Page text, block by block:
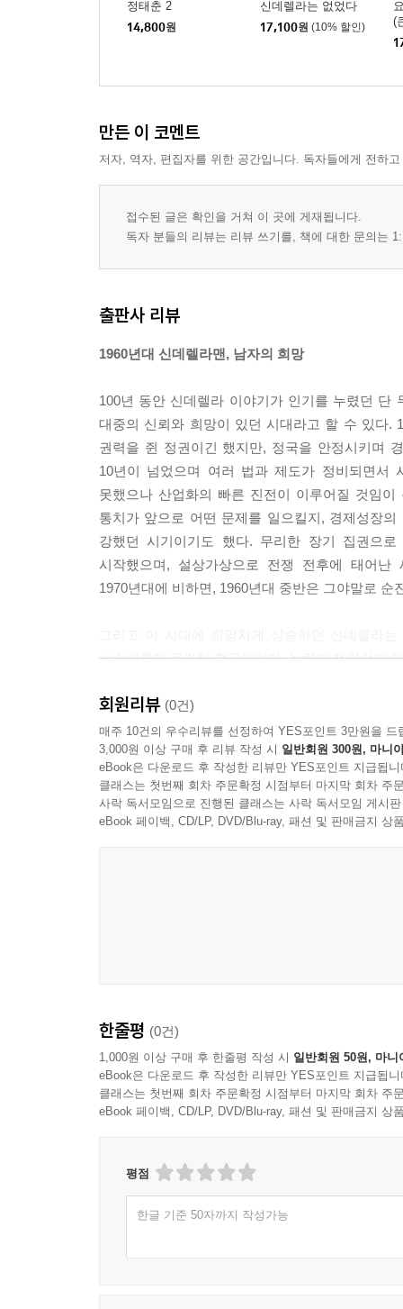
정태춘 2
14,800원
신데렐라는 없었다
17,100원 (10% 할인)
(
만든 이 코멘트
저자, 역자, 편집자를 위한 공간입니다. 독자들에게 전하
접수된 글은 확인을 거쳐 이 곳에 게재됩니다.
독자 분들의 리뷰는 리뷰 쓰기를, 책에 대한 문의는
출판사 리뷰
1960년대 신데렐라맨, 남자의 희망
100년 동안 신데렐라 이야기가 인기를 누렸던 단
대중의 신뢰와 희망이 있던 시대라고 할 수 있다.
권력을 쥔 정권이긴 했지만, 정국을 안정시키며
10년이 넘었으며 여러 법과 제도가 정비되면서
못했으나 산업화의 빠른 진전이 이루어질 것임
통치가 앞으로 어떤 문제를 일으킬지, 경제성장
강했던 시기이기도 했다. 무리한 장기 집권으
시작했으며, 설상가상으로 전쟁 전후에 태어
1970년대에 비하면, 1960년대 중반은 그야말로 순
상승기류에 올라탄 형국이었다. 능력과 책임감과
아니라 처가의 도움으로 계층 상승에 성공한다는
뛰어넘는 진정성 있는 사랑까지는 성공했지만 말
1990년대, 여자 신데렐라의 시대
그에 비해 1990년대 중반부터 펼쳐진 신데렐라
있으며, 그것이 당당하고 당연한 일이라는 대
높아짐으로써, 이러한 자유롭고 풍요로운 삶에 대
비록 곧이어 외환위기 등을 겪으며 신자유주의
100년 동안 딱 두 번, 신데렐라 이야기의 흐름으로
2010년대에 다시 신데렐라 이야기의 인기는
회원리뷰 (0건)
매주 10건의 우수리뷰를 선정하여 YES포인트 3만원을 드
3,000원 이상 구매 후 리뷰 작성 시 일반회원 300원, 마니
eBook은 다운로드 후 작성한 리뷰만 YES포인트 지급됩니
클래스는 첫번째 회차 주문확정 시점부터 마지막 회차 주
사락 독서모임으로 진행된 클래스는 사락 독서모임 게시
eBook 페이백, CD/LP, DVD/Blu-ray, 패션 및 판매금지 상
한줄평 (0건)
1,000원 이상 구매 후 한줄평 작성 시 일반회원 50원, 마니
eBook은 다운로드 후 작성한 리뷰만 YES포인트 지급됩니
클래스는 첫번째 회차 주문확정 시점부터 마지막 회차 주
eBook 페이백, CD/LP, DVD/Blu-ray, 패션 및 판매금지 상
평점
한글 기준 50자까지 작성가능